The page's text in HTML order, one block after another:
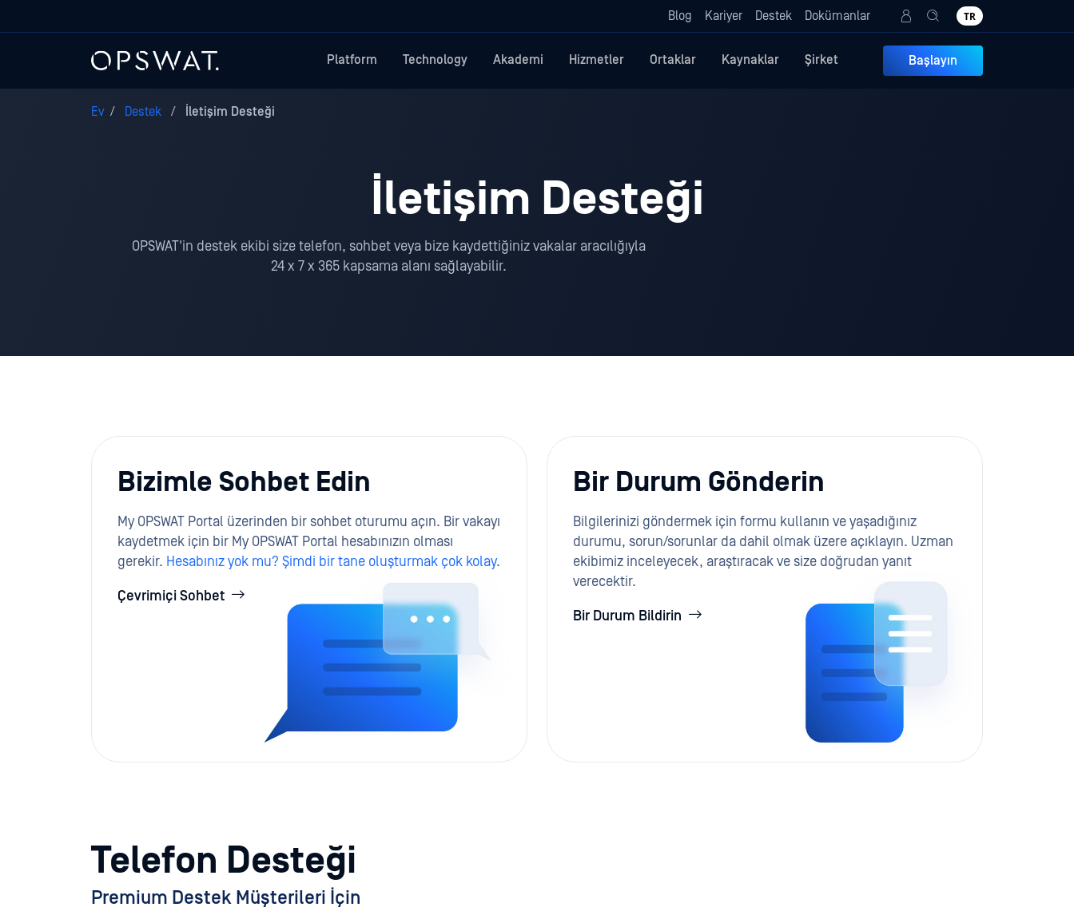
Blog Kariyer Destek Dokümanlar TR
Platform Technology Akademi Hizmetler Ortaklar Kaynaklar Şirket Başlayın
Ev / Destek / İletişim Desteği
İletişim Desteği
OPSWAT'in destek ekibi size telefon, sohbet veya bize kaydettiğiniz vakalar aracılığıyla
24 x 7 x 365 kapsama alanı sağlayabilir.
Bizimle Sohbet Edin
My OPSWAT Portal üzerinden bir sohbet oturumu açın. Bir vakayı
kaydetmek için bir My OPSWAT Portal hesabınızın olması
gerekir. Hesabınız yok mu? Şimdi bir tane oluşturmak çok kolay.
Çevrimiçi Sohbet
Bir Durum Gönderin
Bilgilerinizi göndermek için formu kullanın ve yaşadığınız
durumu, sorun/sorunlar da dahil olmak üzere açıklayın. Uzman
ekibimiz inceleyecek, araştıracak ve size doğrudan yanıt
verecektir.
Bir Durum Bildirin
Telefon Desteği
Premium Destek Müşterileri İçin